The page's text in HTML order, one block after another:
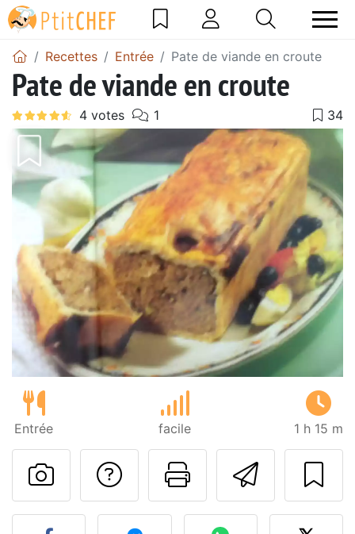
Recettes Entrée Pate de viande en croute
Pate de viande en croute
Entrée facile 1 h 15 m
Imprimer
Poser une
Publier votre photo de